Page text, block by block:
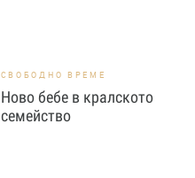
СВОБОДНО ВРЕМЕ
Ново бебе в кралското
семейство